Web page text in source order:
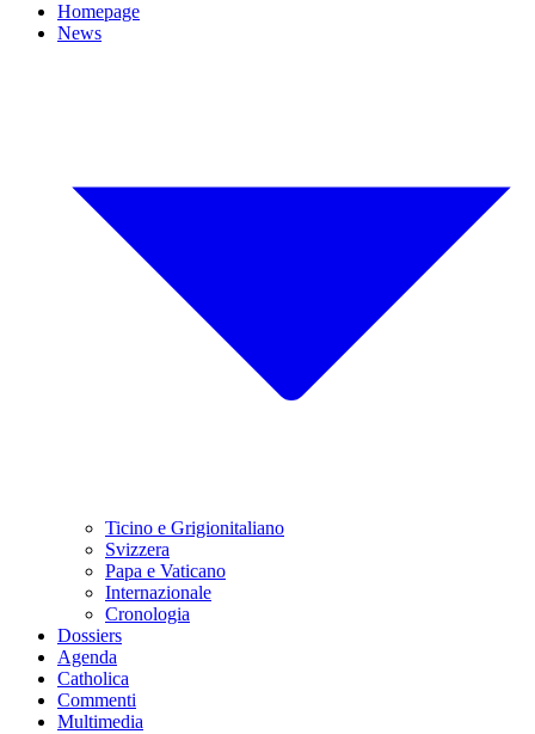
Homepage
News
Ticino e Grigionitaliano
Svizzera
Papa e Vaticano
Internazionale
Cronologia
Dossiers
Agenda
Catholica
Commenti
Multimedia